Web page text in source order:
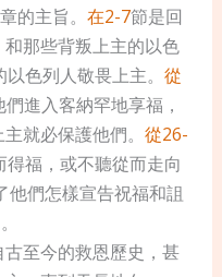
的主旨。 在2-7節是回
那些背叛上主的以色
色列人敬畏上主。 從
進入客納罕地享福，
就必保護他們。 從26-
福，或不聽從而走向
他們怎樣宣告祝福和詛
至今的救恩歷史，甚